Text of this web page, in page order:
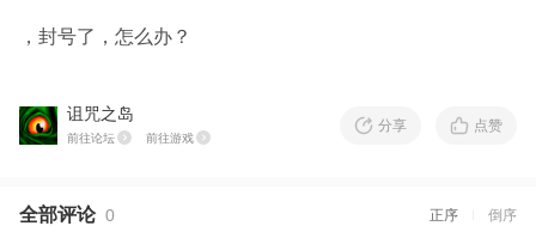
，封号了，怎么办？
诅咒之岛
前往论坛 前往游戏
分享 点赞
全部评论 0 正序 倒序